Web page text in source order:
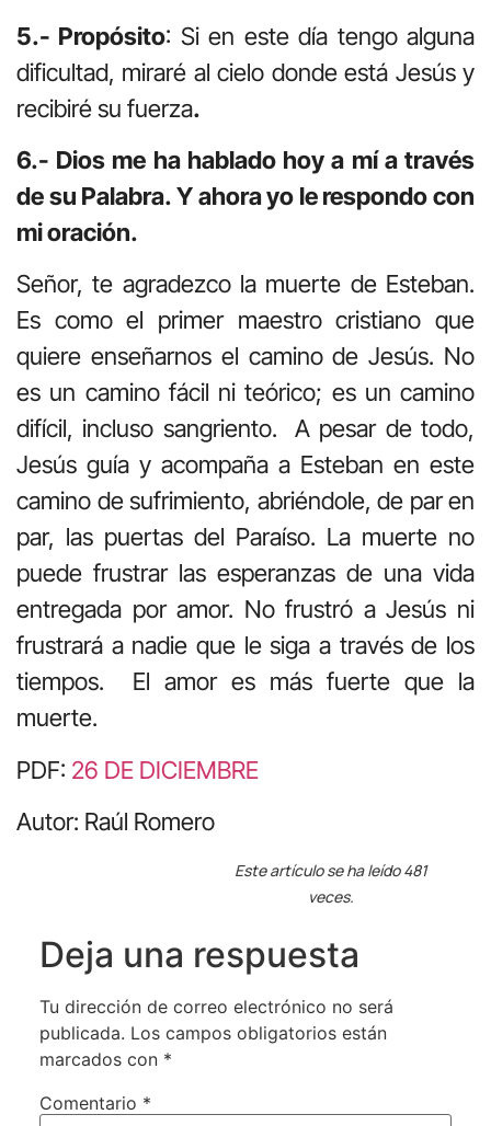
5.- Propósito: Si en este día tengo alguna
dificultad, miraré al cielo donde está Jesús y
recibiré su fuerza.
6.- Dios me ha hablado hoy a mí a través
de su Palabra. Y ahora yo le respondo con
mi oración.
Señor, te agradezco la muerte de Esteban.
Es como el primer maestro cristiano que
quiere enseñarnos el camino de Jesús. No
es un camino fácil ni teórico; es un camino
difícil, incluso sangriento. A pesar de todo,
Jesús guía y acompaña a Esteban en este
camino de sufrimiento, abriéndole, de par en
par, las puertas del Paraíso. La muerte no
puede frustrar las esperanzas de una vida
entregada por amor. No frustró a Jesús ni
frustrará a nadie que le siga a través de los
tiempos. El amor es más fuerte que la
muerte.
PDF: 26 DE DICIEMBRE
Autor: Raúl Romero
Este artículo se ha leído 481
veces.
Deja una respuesta
Tu dirección de correo electrónico no será
publicada. Los campos obligatorios están
marcados con *
Comentario *